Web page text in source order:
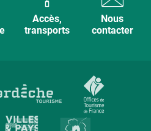
Accès,
transports
Nous
contacter